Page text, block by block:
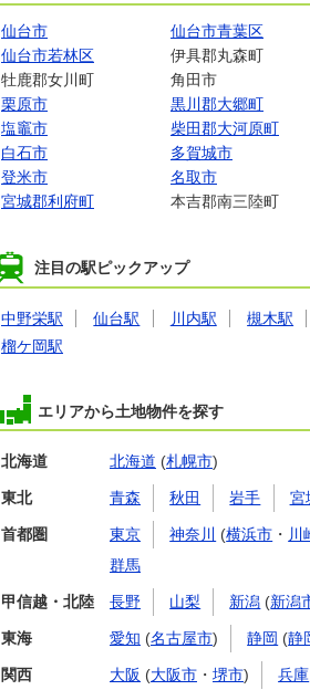
仙台市 仙台市青葉区
仙台市若林区
伊具郡丸森町
牡鹿郡女川町
角田市
栗原市
黒川郡大郷町
塩竈市
柴田郡大河原町
白石市
多賀城市
登米市
名取市
宮城郡利府町
本吉郡南三陸町
注目の駅ピックアップ
中野栄駅 仙台駅 川内駅 槻木駅
榴ケ岡駅
エリアから土地物件を探す
北海道 北海道 (札幌市)
東北 青森 秋田 岩手 宮
首都圏 東京 神奈川 (横浜市 ・ 川
群馬
甲信越・北陸 長野 山梨 新潟 (新潟
東海 愛知 (名古屋市) 静岡 (静
関西 大阪 (大阪市 ・ 堺市) 兵庫